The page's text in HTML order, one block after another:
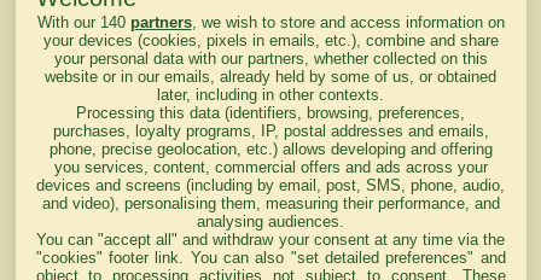
lendemain
Courses
d'aujourd'hui
Haut de Page
With our 140 partners, we wish to store and access information on
your devices (cookies, pixels in emails, etc.), combine and share
your personal data with our partners, whether collected on this
website or in our emails, already held by some of us, or obtained
later, including in other contexts.
Processing this data (identifiers, browsing, preferences,
purchases, loyalty programs, IP, postal addresses and emails,
phone, precise geolocation, etc.) allows developing and offering
you services, content, commercial offers and ads across your
devices and screens (including by email, post, SMS, phone, audio,
and video), personalising them, measuring their performance, and
analysing audiences.
You can "accept all" and withdraw your consent at any time via the
"cookies" footer link . You can also "set detailed preferences" and
object to processing activities not subject to consent. These